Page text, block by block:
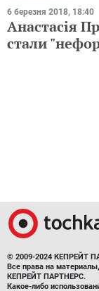
Анастасія
стали
© 2009-2024 КЕПРЕЙТ
Все права на
КЕПРЕЙТ ПАРТНЕРС.
Какое-либо